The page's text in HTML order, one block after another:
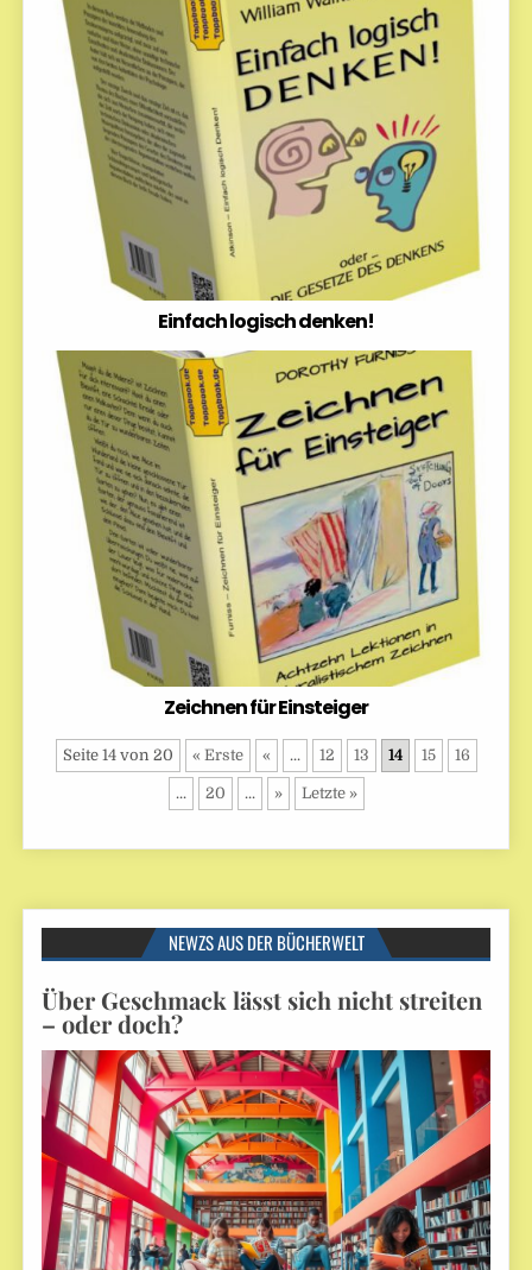
Einfach logisch denken!
Zeichnen für Einsteiger
Seite 14 von 20 « Erste « ... 12 13 14 15 16
... 20 ... » Letzte »
NEWZS AUS DER BÜCHERWELT
Über Geschmack lässt sich nicht streiten
– oder doch?